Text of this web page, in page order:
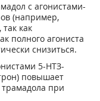
с агонистами-
(например,
как
полного агониста
снизиться.
5-НТЗ-
повышает
при